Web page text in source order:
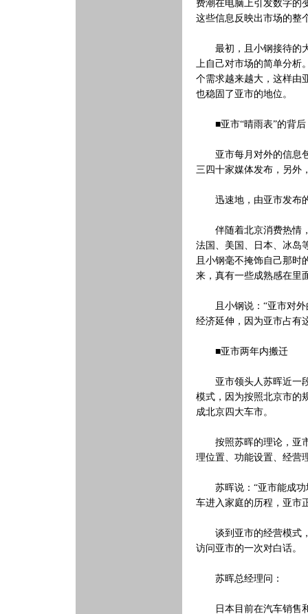
费潮在电脑上引发数字的
这些信息反映出市场的整
最初，且小钢接待的大
上自己对市场的简单分析
个需求越来越大，这样由
也稳固了亚市的地位。
■亚市“晴雨表”的背后
亚市每月对外的信息包
三四十家媒体发布，另外
迅速地，由亚市发布的
伴随着北京消费热情，
法国、美国、日本、冰岛
且小钢毫不掩饰自己那时
来，真有一些成熟感在里
且小钢说：“亚市对外
经济延伸，因为亚市占有
■亚市两年内搬迁
亚市领头人苏晖近一段
模式，因为按照北京市的
成北京四大车市。
按照苏晖的理论，亚市
理位置、功能设置、经营
苏晖说：“亚市能成功
车进入家庭的历程，亚市
谈到亚市的经营模式，
访问亚市的一次对白话。
苏晖总经理问：
日本目前在汽车销售和